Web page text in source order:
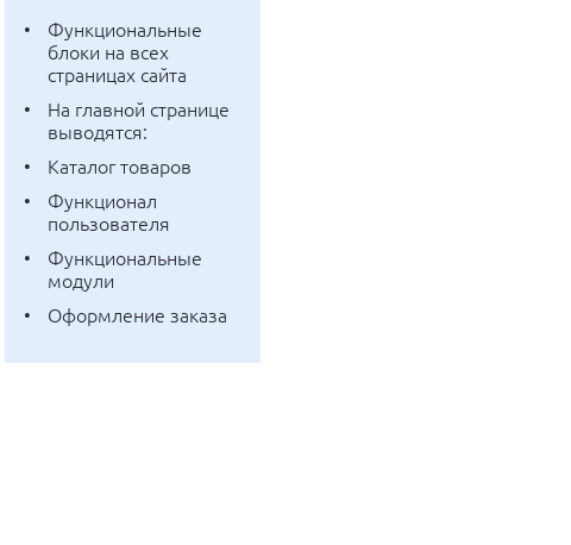
функциональные
блоки на всех
страницах сайта
на главной странице
выводятся:
каталог товаров
функционал
пользователя
функциональные
модули
оформление заказа